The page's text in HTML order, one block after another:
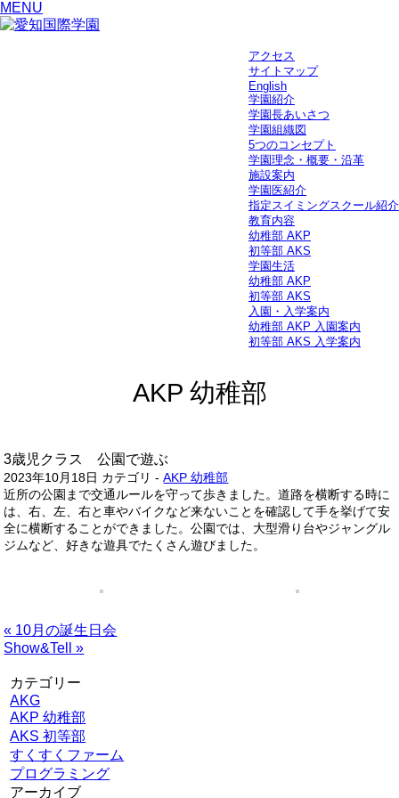
MENU
アクセス
サイトマップ
English
学園紹介
学園長あいさつ
学園組織図
5つのコンセプト
学園理念・概要・沿革
施設案内
学園医紹介
指定スイミングスクール紹介
教育内容
幼稚部 AKP
初等部 AKS
学園生活
幼稚部 AKP
初等部 AKS
入園・入学案内
幼稚部 AKP 入園案内
初等部 AKS 入学案内
AKP 幼稚部
3歳児クラス 公園で遊ぶ
2023年10月18日 カテゴリ -AKP 幼稚部
近所の公園まで交通ルールを守って歩きました。道路を横断する時に
は、右、左、右と車やバイクなど来ないことを確認して手を挙げて安
全に横断することができました。公園では、大型滑り台やジャングル
ジムなど、好きな遊具でたくさん遊びました。
« 10月の誕生日会
Show&Tell »
カテゴリー
AKG
AKP 幼稚部
AKS 初等部
すくすくファーム
プログラミング
アーカイブ